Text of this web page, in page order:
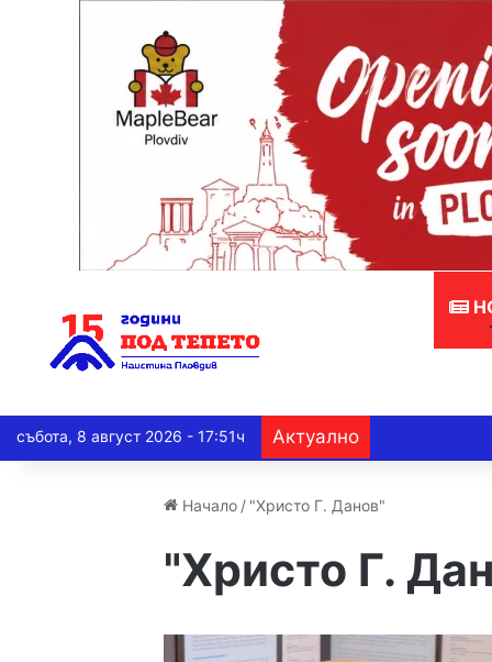
събота, 8 август 2026 - 17:51ч Актуално
Начало / "Христо Г. Данов"
"Христо Г.